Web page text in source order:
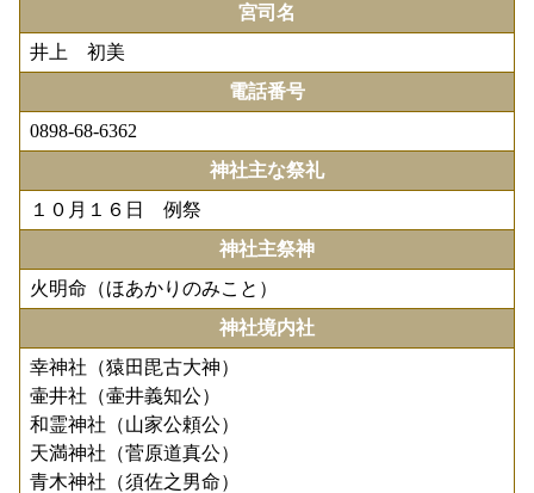
宮司名
井上 初美
電話番号
0898-68-6362
神社主な祭礼
１０月１６日 例祭
神社主祭神
火明命（ほあかりのみこと）
神社境内社
幸神社（猿田毘古大神）
壷井社（壷井義知公）
和霊神社（山家公頼公）
天満神社（菅原道真公）
青木神社（須佐之男命）